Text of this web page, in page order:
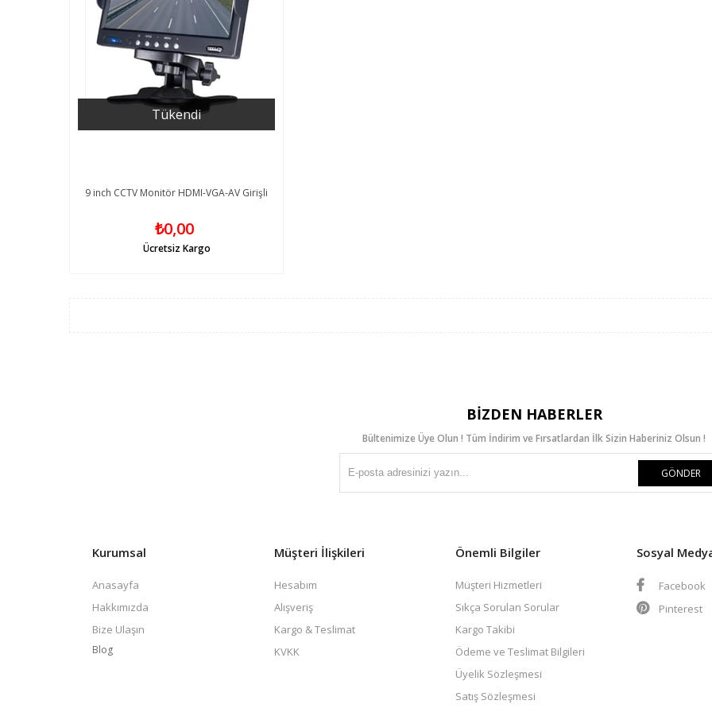
Tükendi
9 inch CCTV Monitör HDMI-VGA-AV Girişli
₺0,00
Ücretsiz Kargo
BIZDEN HABERLER
Bültenimize Üye Olun ! Tüm İndirim ve Fırsatlardan İlk Sizin Haberiniz Olsun !
GÖNDER
Kurumsal
Anasayfa
Hakkımızda
Bize Ulaşın
Blog
Müşteri İlişkileri
Hesabım
Alışveriş
Kargo & Teslimat
KVKK
Önemli Bilgiler
Müşteri Hizmetleri
Sıkça Sorulan Sorular
Kargo Takibi
Ödeme ve Teslimat Bilgileri
Üyelik Sözleşmesi
Satış Sözleşmesi
Sosyal
Facebook
Pinterest